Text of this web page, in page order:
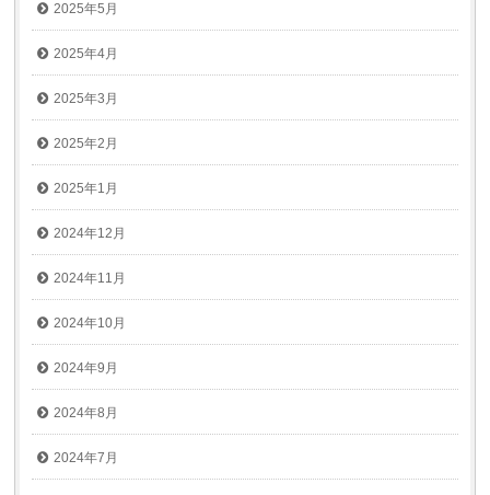
2025年5月
2025年4月
2025年3月
2025年2月
2025年1月
2024年12月
2024年11月
2024年10月
2024年9月
2024年8月
2024年7月